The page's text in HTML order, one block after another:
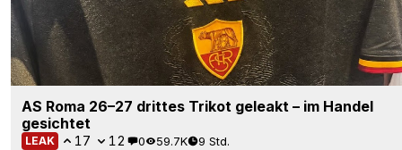
AS Roma 26–27 drittes Trikot geleakt – im Handel
gesichtet
LEAK 17 12 0 59.7K 9 Std.